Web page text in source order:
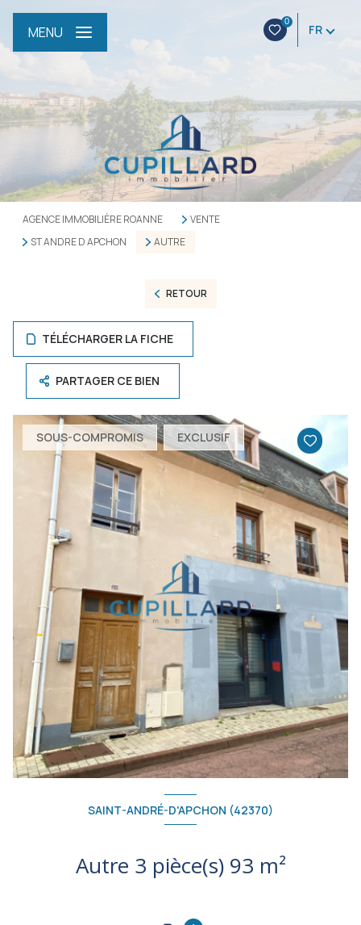
0
FR
MENU
AGENCE IMMOBILIÈRE ROANNE
VENTE
ST ANDRE D APCHON
AUTRE
RETOUR
TÉLÉCHARGER LA FICHE
PARTAGER CE BIEN
SOUS-COMPROMIS EXCLUSIF
SAINT-ANDRÉ-D'APCHON (42370)
Autre 3 pièce(s) 93 m²